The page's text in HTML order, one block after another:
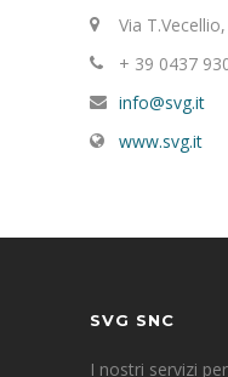
Via
+ 39 0437
info@svg.it
www.svg.it
SVG SNC
I nostri servizi